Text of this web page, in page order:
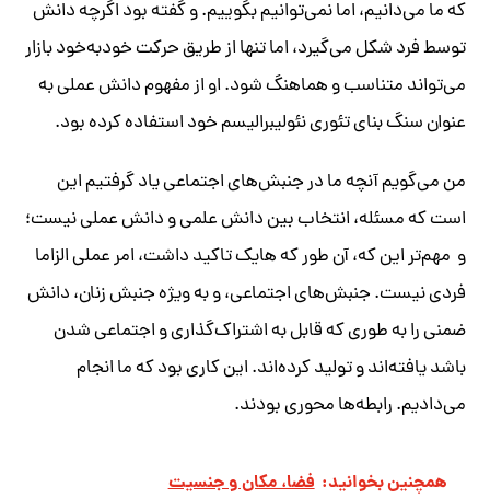
که ما می‌دانیم، اما نمی‌توانیم بگوییم. و گفته بود اگرچه دانش
توسط فرد شکل می‌گیرد، اما تنها از طریق حرکت خودبه‌خود بازار
می‌تواند متناسب و هماهنگ شود. او از مفهوم دانش عملی به
عنوان سنگ بنای تئوری نئولیبرالیسم خود استفاده کرده بود.
من می‌گویم آنچه ما در جنبش‌های اجتماعی یاد گرفتیم این
است که مسئله، انتخاب بین دانش علمی و دانش عملی نیست؛
و مهم‌تر این که، آن طور که هایک تاکید داشت، امر عملی الزاما
فردی نیست. جنبش‌های اجتماعی، و به ویژه جنبش زنان، دانش
ضمنی را به طوری که قابل به اشتراک‌گذاری و اجتماعی شدن
باشد یافته‌اند و تولید کرده‌اند. این کاری بود که ما انجام
می‌دادیم. رابطه‌ها محوری بودند.
همچنین بخوانید: فضا، مکان و جنسیت